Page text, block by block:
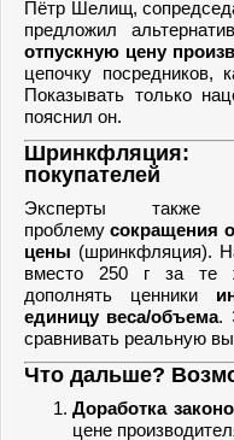
Пётр Шелищ,
предложил
отпускную цену
цепочку посредников,
Показывать только
пояснил он.
покупателей
Эксперты
проблемусокращения
цены (шринкфляция).
вместо 250 г за те
дополнять ценники
единицу веса/объема.
сравнивать реальную
Что дальше?
Доработка
цене